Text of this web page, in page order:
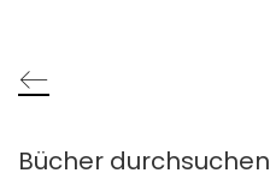
Bücher durchsuchen